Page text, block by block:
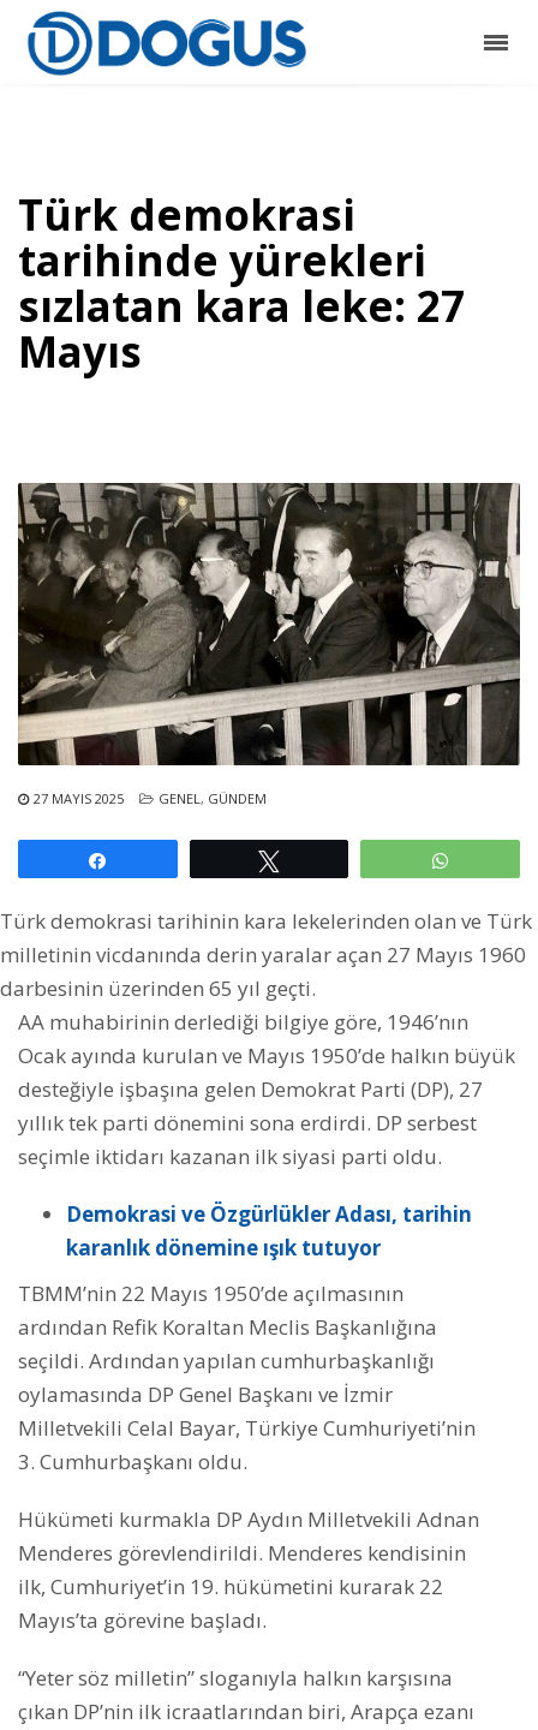
Türk demokrasi
tarihinde yürekleri
sızlatan kara leke: 27
Mayıs
27 MAYIS 2025 GENEL, GÜNDEM
Türk demokrasi tarihinin kara lekelerinden olan ve Türk
milletinin vicdanında derin yaralar açan 27 Mayıs 1960
darbesinin üzerinden 65 yıl geçti.
AA muhabirinin derlediği bilgiye göre, 1946’nın
Ocak ayında kurulan ve Mayıs 1950’de halkın büyük
desteğiyle işbaşına gelen Demokrat Parti (DP), 27
yıllık tek parti dönemini sona erdirdi. DP serbest
seçimle iktidarı kazanan ilk siyasi parti oldu.
Demokrasi ve Özgürlükler Adası, tarihin
karanlık dönemine ışık tutuyor
TBMM’nin 22 Mayıs 1950’de açılmasının
ardından Refik Koraltan Meclis Başkanlığına
seçildi. Ardından yapılan cumhurbaşkanlığı
oylamasında DP Genel Başkanı ve İzmir
Milletvekili Celal Bayar, Türkiye Cumhuriyeti’nin
3. Cumhurbaşkanı oldu.
Hükümeti kurmakla DP Aydın Milletvekili Adnan
Menderes görevlendirildi. Menderes kendisinin
ilk, Cumhuriyet’in 19. hükümetini kurarak 22
Mayıs’ta görevine başladı.
“Yeter söz milletin” sloganıyla halkın karşısına
çıkan DP’nin ilk icraatlarından biri, Arapça ezanı